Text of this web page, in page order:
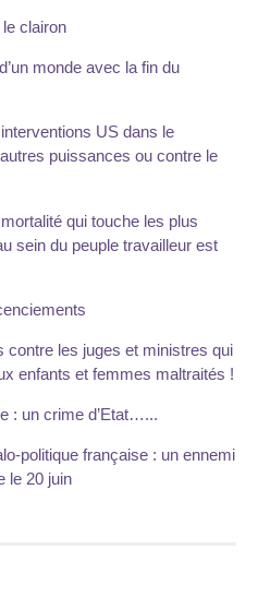
le clairon
monde avec la fin du
US dans le
puissances ou contre le
qui touche les plus
sein du peuple travailleur est
contre les juges et ministres qui
enfants et femmes maltraités !
: un crime d’Etat…...
politique française : un ennemi
le 20 juin